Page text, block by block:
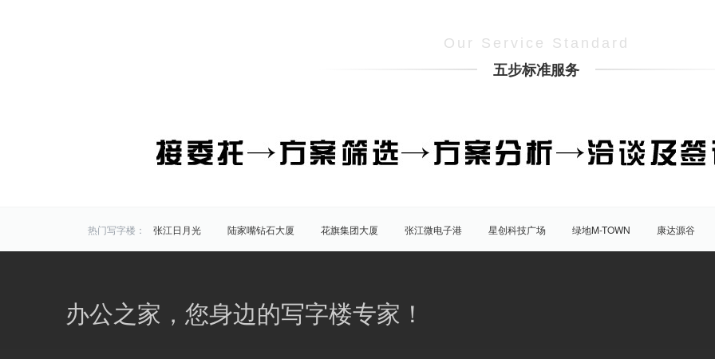
Our Service Standard
五步标准服务
热门写字楼： 张江日月光 陆家嘴钻石大厦 花旗集团大厦 张江微电子港 星创科技广场 绿地M-TOWN
康达源谷
炬芯研发大楼
佑越国际 张江海趣园 盛大天地源创谷 豪威科技园（张江乐业天地） 张江海豚湾
原
区域写字楼： 徐汇 静安 普陀
商圈写字楼： 曹杨路 金山 陆家嘴 静安寺 八佰伴
办公之家，您身边的写字楼专家！